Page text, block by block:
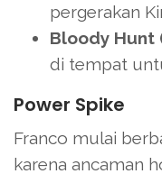
pergerakan
Bloody Hunt
di tempat
Power Spike
Franco mulai
karena ancaman